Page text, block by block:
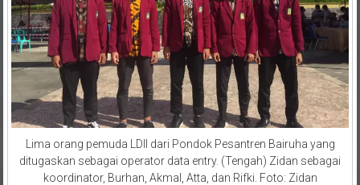
Lima orang pemuda LDII dari Pondok Pesantren Bairuha yang
ditugaskan sebagai operator data entry. (Tengah) Zidan sebagai
koordinator, Burhan, Akmal, Atta, dan Rifki. Foto: Zidan